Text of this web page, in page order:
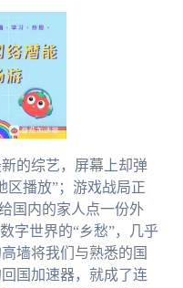
的综艺，屏幕上却弹
区播放”；游戏战局正
国内的家人点一份外
字世界的“乡愁”，几乎
墙将我们与熟悉的国
国加速器，就成了连